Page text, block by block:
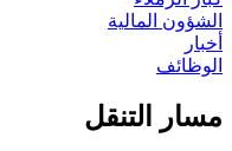
الشؤون المالية
أخبار
الوظائف
مسار التنقل